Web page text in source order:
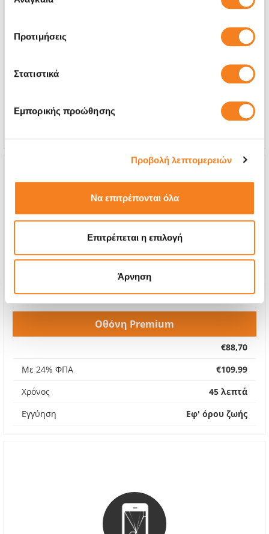
Προτιμήσεις
Στατιστικά
Εμπορικής προώθησης
Προβολή λεπτομερειών
Να επιτρέπονται όλα
Επιτρέπεται η επιλογή
Άρνηση
€249,00
1-2 ημέρες
Οθόνη Premium
€88,70
Με 24% ΦΠΑ
€109,99
Χρόνος
45 λεπτά
Εγγύηση
Εφ' όρου ζωής